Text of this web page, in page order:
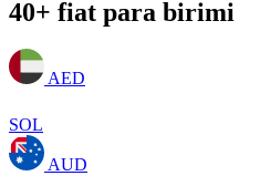
40+ fiat para birimi
AED
SOL
AUD